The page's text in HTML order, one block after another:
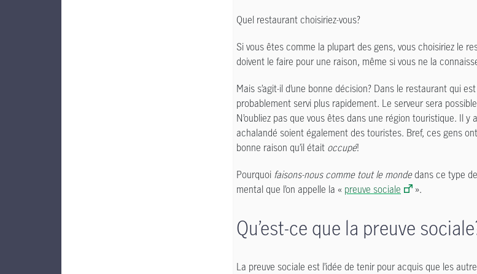
Quel restaurant choisiriez-vous?
Si vous êtes comme la plupart des gens, vous choisiriez le
doivent le faire pour une raison, même si vous ne la
Mais s’agit-il d’une bonne décision? Dans le restaurant qui
probablement servi plus rapidement. Le serveur sera
N’oubliez pas que vous êtes dans une région touristique. Il
achalandé soient également des touristes. Bref, ces gens
bonne raison qu’il était occupé!
Pourquoi faisons-nous comme tout le mondedans ce type
mental que l’on appelle la « preuve sociale ».
Qu’est-ce que la preuve
La preuve sociale est l’idée de tenir pour acquis que les